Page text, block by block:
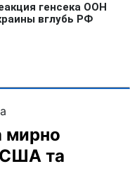
мирно
США та